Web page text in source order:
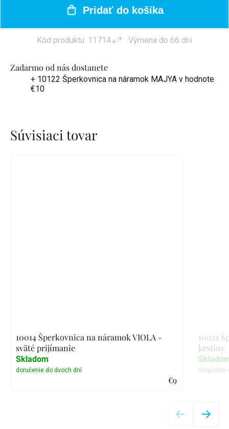
Zadarmo od nás dostanete
+ 10122 Šperkovnica na náramok MAJYA v hodnote
€10
Pridať do košíka
Kód produktu: 11714 Výmena do 66 dní
Súvisiaci tovar
10014 Šperkovnica na náramok VIOLA -
sväté prijímanie
€9
Skladom
10021
krstiny